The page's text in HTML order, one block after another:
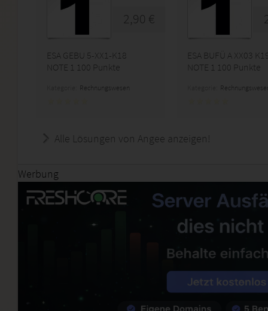
2,90 €
ESA GEBU 5-XX1-K18
NOTE 1 100 Punkte
Rechnungswesen
ESA BUFÜ A XX03
NOTE 1 100 Punkte
Alle Lösungen von Angee anzeigen!
Werbung